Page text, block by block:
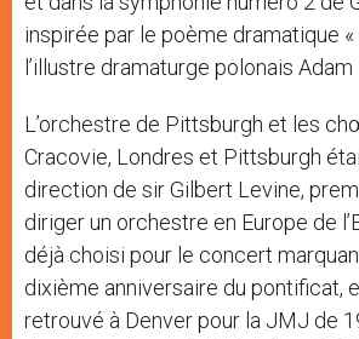
inspirée par le poème dramatique «
l’illustre dramaturge polonais
L’orchestre de Pittsburgh et les
Cracovie, Londres et Pittsburgh
direction de sir Gilbert Levine,
diriger un orchestre en Europe de
déjà choisi pour le concert
dixième anniversaire du pontificat,
retrouvé à Denver pour la JMJ de